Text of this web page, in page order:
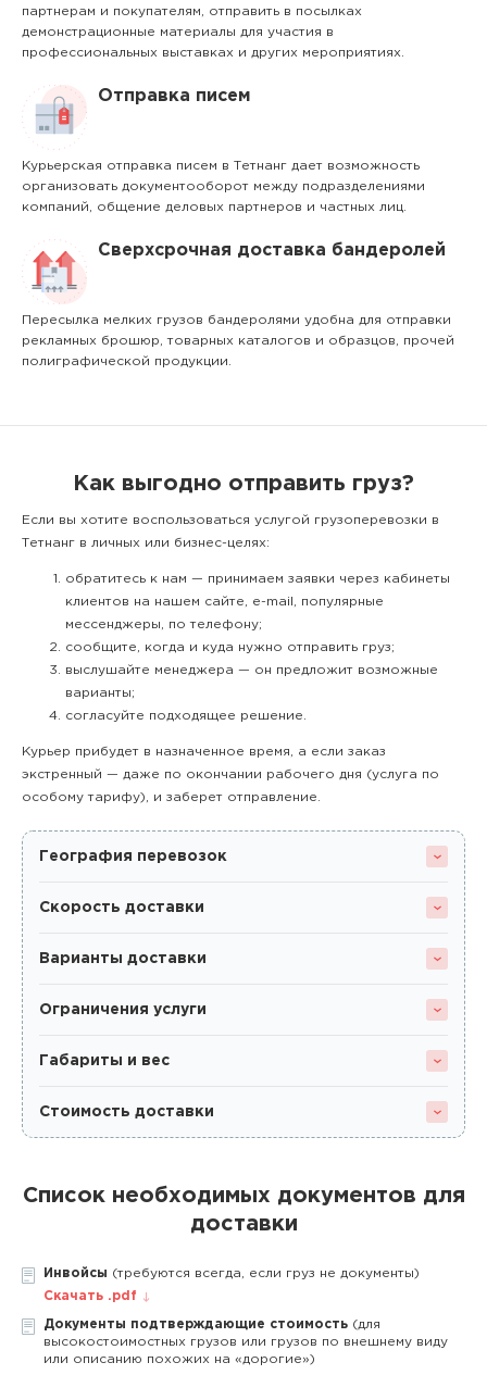
партнерам и покупателям, отправить в посылках
демонстрационные материалы для участия в
профессиональных выставках и других мероприятиях.
Отправка писем
Курьерская отправка писем в Тетнанг дает возможность
организовать документооборот между подразделениями
компаний, общение деловых партнеров и частных лиц.
Сверхсрочная доставка бандеролей
Пересылка мелких грузов бандеролями удобна для отправки
рекламных брошюр, товарных каталогов и образцов, прочей
полиграфической продукции.
Как выгодно отправить груз?
Если вы хотите воспользоваться услугой грузоперевозки в
Тетнанг в личных или бизнес-целях:
обратитесь к нам — принимаем заявки через кабинеты
клиентов на нашем сайте, e-mail, популярные
мессенджеры, по телефону;
сообщите, когда и куда нужно отправить груз;
выслушайте менеджера — он предложит возможные
варианты;
согласуйте подходящее решение.
Курьер прибудет в назначенное время, а если заказ
экстренный — даже по окончании рабочего дня (услуга по
особому тарифу), и заберет отправление.
География перевозок
Скорость доставки
Варианты доставки
Ограничения услуги
Габариты и вес
Стоимость доставки
Список необходимых документов для
доставки
Инвойсы (требуются всегда, если груз не документы)
Скачать .pdf
Документы подтверждающие стоимость (для
высокостоимостных грузов или грузов по внешнему виду
или описанию похожих на «дорогие»)